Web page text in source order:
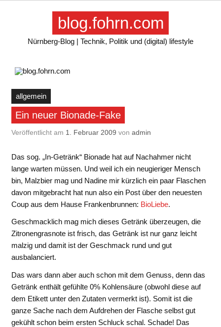
Skip
blog.fohrn.com
Nürnberg-Blog | Technik, Politik und (digital) lifestyle
allgemein
Ein neuer Bionade-Fake
Veröffentlicht am 1. Februar 2009 von admin
Das sog. „In-Getränk“ Bionade hat auf Nachahmer nicht
lange warten müssen. Und weil ich ein neugieriger Mensch
bin, Malzbier mag und Nadine mir kürzlich ein paar Flaschen
davon mitgebracht hat nun also ein Post über den neuesten
Coup aus dem Hause Frankenbrunnen: BioLiebe.
Geschmacklich mag mich dieses Getränk überzeugen, die
Zitronengrasnote ist frisch, das Getränk ist nur ganz leicht
malzig und damit ist der Geschmack rund und gut
ausbalanciert.
Das wars dann aber auch schon mit dem Genuss, denn das
Getränk enthält gefühlte 0% Kohlensäure (obwohl diese auf
dem Etikett unter den Zutaten vermerkt ist). Somit ist die
ganze Sache nach dem Aufdrehen der Flasche selbst gut
gekühlt schon beim ersten Schluck schal. Schade! Das